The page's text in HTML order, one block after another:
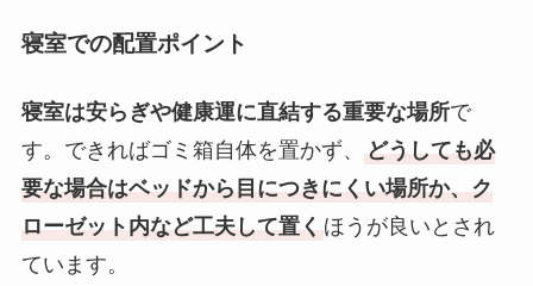
寝室での配置ポイント
寝室は安らぎや健康運に直結する重要な場所で
す。できればゴミ箱自体を置かず、
どうしても必
要な場合はベッドから目につきにくい場所か、ク
ローゼット内など工夫して置く ほうが良いとされ
ています。